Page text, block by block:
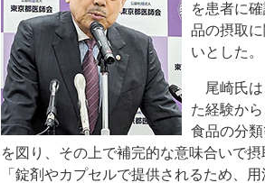
を患者に
品の摂取
いとした。
尾崎氏は
た経験か
食品の分
を図り、その上で補完的な意味合いで
「錠剤やカプセルで提供されるため、